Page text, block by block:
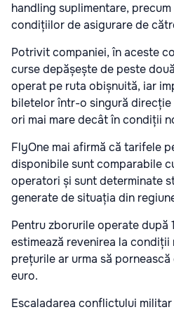
handling suplimentare,
condițiilor de asigurare de
Potrivit companiei, în aceste
curse depășește de peste
operat pe ruta obișnuită, iar
biletelor într-o singură
ori mai mare decât în condiții
FlyOne mai afirmă că tarifele
disponibile sunt comparabile
operatori și sunt determinate
generate de situația din
Pentru zborurile operate după
estimează revenirea la
prețurile ar urma să
euro.
Escaladarea conflictului